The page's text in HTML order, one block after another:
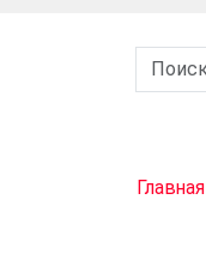
Главная